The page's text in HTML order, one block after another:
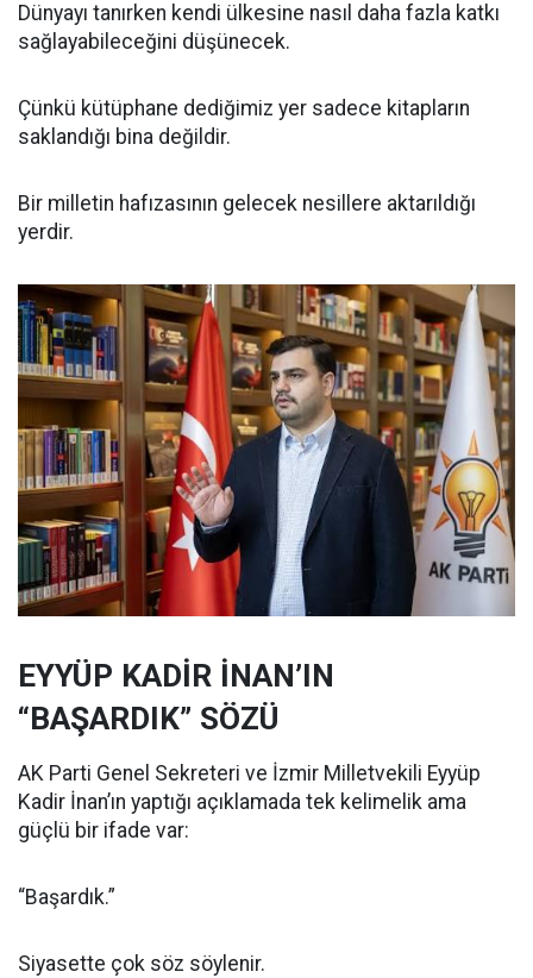
Dünyayı tanırken kendi ülkesine nasıl daha fazla katkı
sağlayabileceğini düşünecek.
Çünkü kütüphane dediğimiz yer sadece kitapların
saklandığı bina değildir.
Bir milletin hafızasının gelecek nesillere aktarıldığı
yerdir.
EYYÜP KADİR İNAN’IN
“BAŞARDIK” SÖZÜ
AK Parti Genel Sekreteri ve İzmir Milletvekili Eyyüp
Kadir İnan’ın yaptığı açıklamada tek kelimelik ama
güçlü bir ifade var:
“Başardık.”
Siyasette çok söz söylenir.